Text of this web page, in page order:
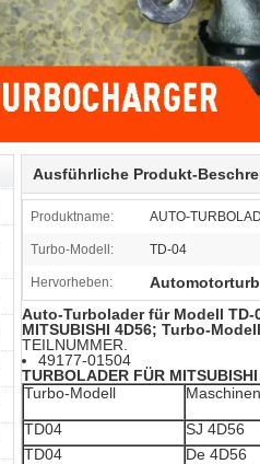
Ausführliche Produkt-
Produktname: AUTO-
Turbo-Modell: TD-04
Hervorheben:
Auto-Turbolader für Modell TD-
MITSUBISHI 4D56; Turbo-
TEILNUMMER.
49177-01504
TURBOLADER FÜR
Turbo-Modell
TD04 SJ 4D56
TD04
De 4D56